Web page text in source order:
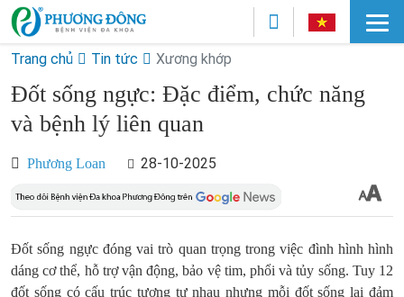
Trang chủ Tin tức Xương khớp
Đốt sống ngực: Đặc điểm, chức năng
và bệnh lý liên quan
Phương Loan 28-10-2025
Đốt sống ngực đóng vai trò quan trọng trong việc đình hình hình
dáng cơ thể, hỗ trợ vận động, bảo vệ tim, phổi và tủy sống. Tuy 12
đốt sống có cấu trúc tương tự nhau nhưng mỗi đốt sống lại đảm